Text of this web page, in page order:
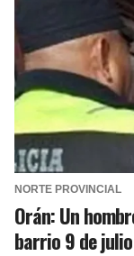
NORTE PROVINCIAL
Orán: Un
barrio 9 de julio